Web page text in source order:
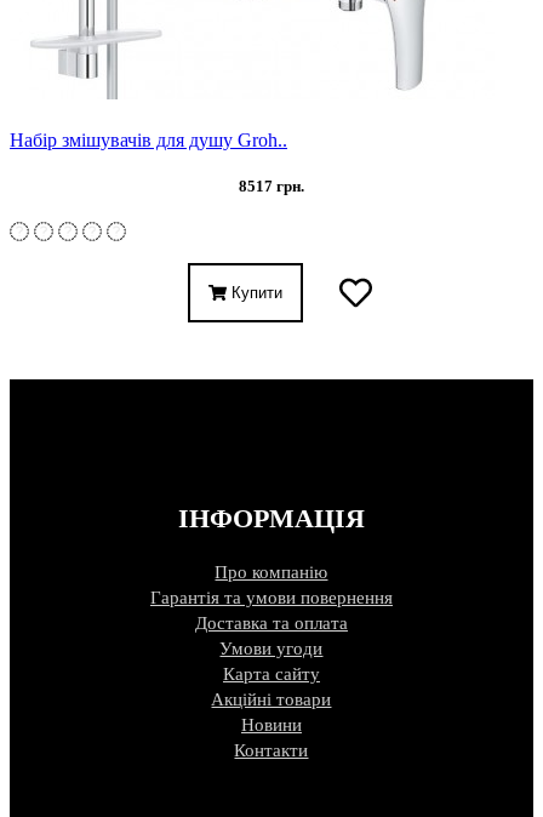
Набір змішувачів для душу Groh..
8517 грн.
Купити
ІНФОРМАЦІЯ
Про компанію
Гарантія та умови повернення
Доставка та оплата
Умови угоди
Карта сайту
Акційні товари
Новини
Контакти